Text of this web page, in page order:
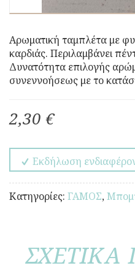
Αρωματική ταμπλέτα με
καρδιάς. Περιλαμβάνει
Δυνατότητα επιλογής
συνεννοήσεως με το
2,30 €
Εκδήλωση
Κατηγορίες: ΓΑΜΟΣ,
ΣΧΕΤΙΚΑ